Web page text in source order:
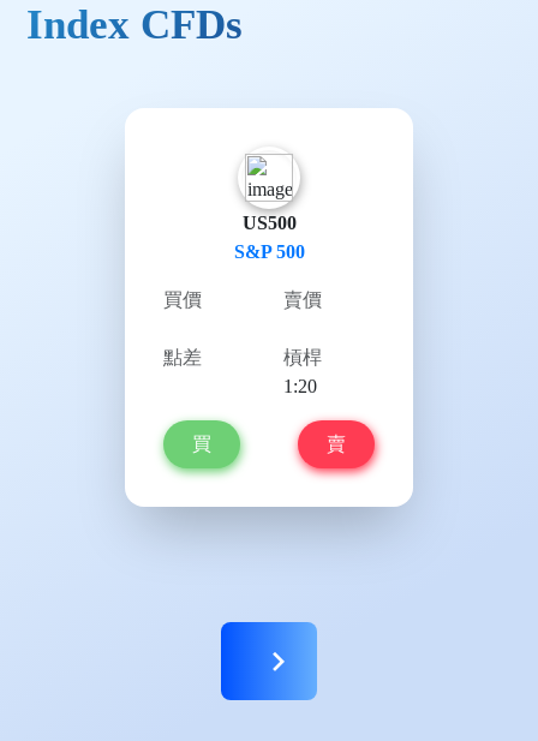
Index CFDs
US500
S&P 500
買價 賣價
點差
槓桿
1:20
買 賣